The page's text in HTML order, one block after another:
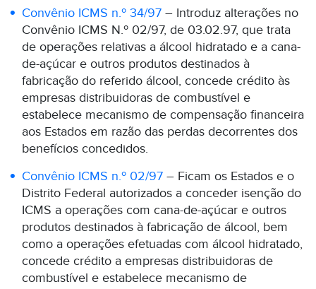
Convênio ICMS n.º 34/97 – Introduz alterações no
Convênio ICMS N.º 02/97, de 03.02.97, que trata
de operações relativas a álcool hidratado e a cana-
de-açúcar e outros produtos destinados à
fabricação do referido álcool, concede crédito às
empresas distribuidoras de combustível e
estabelece mecanismo de compensação financeira
aos Estados em razão das perdas decorrentes dos
benefícios concedidos.
Convênio ICMS n.º 02/97 – Ficam os Estados e o
Distrito Federal autorizados a conceder isenção do
ICMS a operações com cana-de-açúcar e outros
produtos destinados à fabricação de álcool, bem
como a operações efetuadas com álcool hidratado,
concede crédito a empresas distribuidoras de
combustível e estabelece mecanismo de